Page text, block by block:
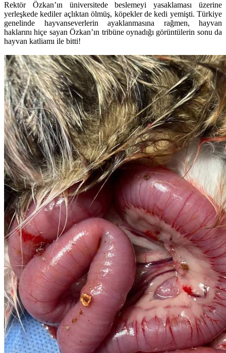
Rektör Özkan’ın üniversitede beslemeyi yasaklaması üzerine
yerleşkede kediler açlıktan ölmüş, köpekler de kedi yemişti. Türkiye
genelinde hayvanseverlerin ayaklanmasına rağmen, hayvan
haklarını hiçe sayan Özkan’ın tribüne oynadığı görüntülerin sonu da
hayvan katliamı ile bitti!